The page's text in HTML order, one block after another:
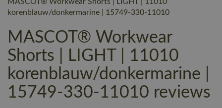
korenblauw/donkermarine | 15749-330-11010
MASCOT® Workwear
Shorts | LIGHT | 11010
korenblauw/donkermarine |
15749-330-11010 reviews